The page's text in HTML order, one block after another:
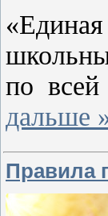
по
дальше
Правила